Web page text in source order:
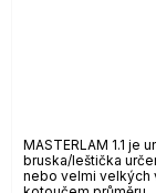
MASTERLAM 1.1 je
bruska/leštička
nebo velmi velkých